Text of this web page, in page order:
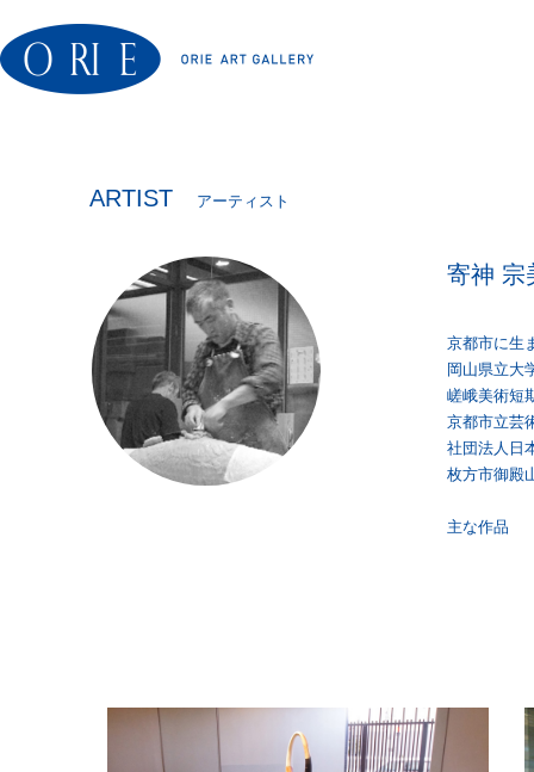
ARTIST アーティスト
寄神 宗
京都市に生
岡山県立大
嵯峨美術短
京都市立芸
社団法人日
枚方市御殿
主な作品